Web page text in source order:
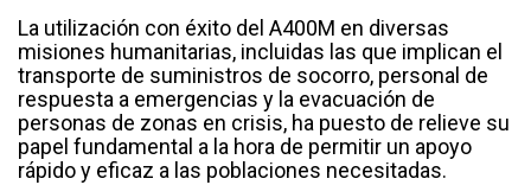
La utilización con éxito del A400M en diversas
misiones humanitarias, incluidas las que implican el
transporte de suministros de socorro, personal de
respuesta a emergencias y la evacuación de
personas de zonas en crisis, ha puesto de relieve su
papel fundamental a la hora de permitir un apoyo
rápido y eficaz a las poblaciones necesitadas.